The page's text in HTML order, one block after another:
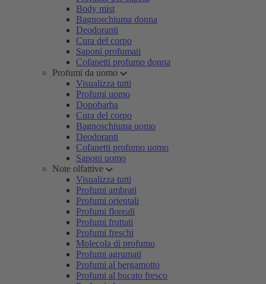
Body mist
Bagnoschiuma donna
Deodoranti
Cura del corpo
Saponi profumati
Cofanetti profumo donna
Profumi da uomo
Visualizza tutti
Profumi uomo
Dopobarba
Cura del corpo
Bagnoschiuma uomo
Deodoranti
Cofanetti profumo uomo
Saponi uomo
Note olfattive
Visualizza tutti
Profumi ambrati
Profumi orientali
Profumi floreali
Profumi fruttati
Profumi freschi
Molecola di profumo
Profumi agrumati
Profumi al bergamotto
Profumi al bucato fresco